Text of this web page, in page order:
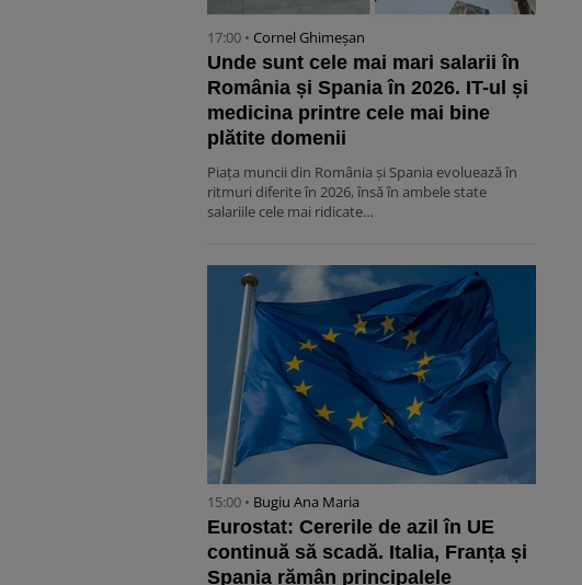
17:00 • Cornel Ghimeșan
Unde sunt cele mai mari salarii în
România și Spania în 2026. IT-ul și
medicina printre cele mai bine
plătite domenii
Piața muncii din România și Spania evoluează în
ritmuri diferite în 2026, însă în ambele state
salariile cele mai ridicate…
15:00 • Bugiu ⁠Ana Maria
Eurostat: Cererile de azil în UE
continuă să scadă. Italia, Franța și
Spania rămân principalele